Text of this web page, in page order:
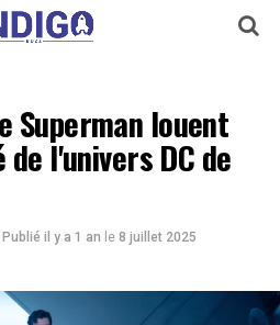
Superman louent
l'univers DC de
Publié il y a 1 an le 8 juillet 2025